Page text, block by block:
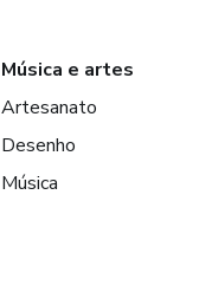
Música e artes
Artesanato
Desenho
Música